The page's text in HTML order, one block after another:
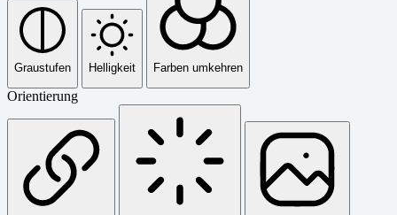
Graustufen Helligkeit Farben umkehren
Orientierung